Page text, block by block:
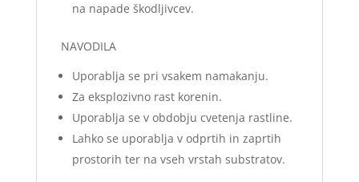
na napade škodljivcev.
NAVODILA
Uporablja se pri vsakem namakanju.
Za eksplozivno rast korenin.
Uporablja se v obdobju cvetenja rastline.
Lahko se uporablja v odprtih in zaprtih
prostorih ter na vseh vrstah substratov.